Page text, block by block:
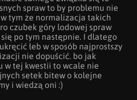
spraw to by problemu nie
w tym że normalizacja takich
czubek góry lodowej spraw
po tym następnie. I dlatego
łeb w sposób najprostszy
nie dopuścić. bo jak
w tej kwestii to wcale nie
setek bitew o kolejne
i wiedzą oni :)